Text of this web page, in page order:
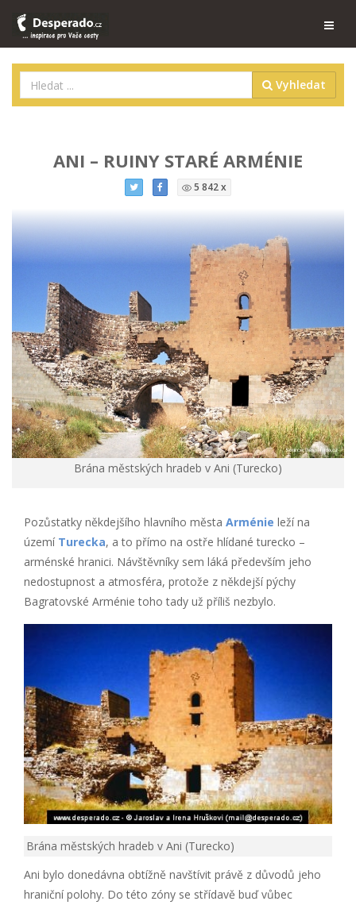
Vyhledat
ANI – RUINY STARÉ ARMÉNIE
5 842 x
Brána městských hradeb v Ani (Turecko)
Pozůstatky někdejšího hlavního města Arménie leží na
území Turecka, a to přímo na ostře hlídané turecko –
arménské hranici. Návštěvníky sem láká především jeho
nedostupnost a atmosféra, protože z někdejší pýchy
Bagratovské Arménie toho tady už příliš nezbylo.
Brána městských hradeb v Ani (Turecko)
Ani bylo donedávna obtížně navštívit právě z důvodů jeho
hraniční polohy. Do této zóny se střídavě buď vůbec